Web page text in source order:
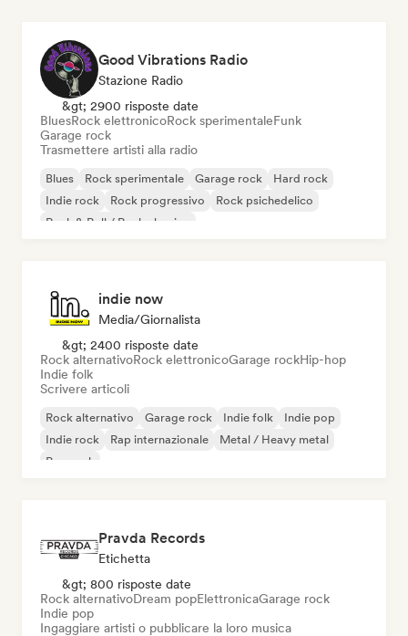
Good Vibrations Radio
Stazione Radio
&gt; 2900 risposte date
BluesRock elettronicoRock sperimentaleFunk
Garage rock
Trasmettere artisti alla radio
Blues Rock sperimentale Garage rock
Hard rock
Indie rock
Rock progressivo
Rock psichedelico
Rock & Roll / Rock classico
indie now
Media/Giornalista
&gt; 2400 risposte date
Rock alternativoRock elettronicoGarage rockHip-hop
Indie folk
Scrivere articoli
Rock alternativo Garage rock Indie folk
Indie pop
Indie rock
Rap internazionale
Metal / Heavy metal
Pop rock
Pravda Records
Etichetta
&gt; 800 risposte date
Rock alternativoDream popElettronicaGarage rock
Indie pop
Ingaggiare artisti o pubblicare la loro musica